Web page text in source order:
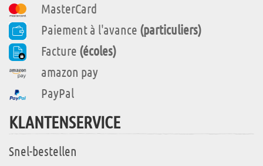
MasterCard
Paiement à l'avance (particuliers)
Facture (écoles)
amazon pay
PayPal
KLANTENSERVICE
Snel-bestellen